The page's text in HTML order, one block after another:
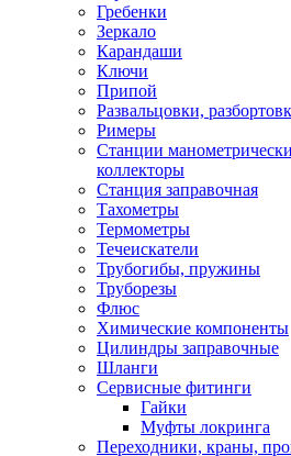
Гребенки
Зеркало
Карандаши
Ключи
Припой
Развальцовки,
Римеры
Станции
коллекторы
Станция заправочная
Тахометры
Термометры
Течеискатели
Трубогибы, пружины
Труборезы
Флюс
Химические компоненты
Цилиндры заправочные
Шланги
Сервисные фитинги
Гайки
Муфты локринга
Переходники, краны,